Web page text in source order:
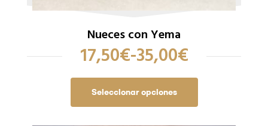
Nueces con Yema
17,50€-35,00€
Seleccionar opciones